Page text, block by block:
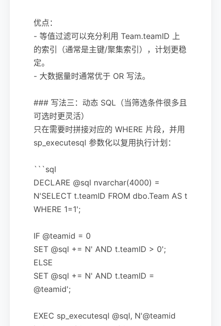
优点：
- 等值过滤可以充分利用 Team.teamID 上
的索引（通常是主键/聚集索引），计划更稳
定。
- 大数据量时通常优于 OR 写法。
### 写法三：动态 SQL（当筛选条件很多且
可选时更灵活）
只在需要时拼接对应的 WHERE 片段，并用
sp_executesql 参数化以复用执行计划：
```sql
DECLARE @sql nvarchar(4000) =
N'SELECT t.teamID FROM dbo.Team AS t
WHERE 1=1';
IF @teamid = 0
SET @sql += N' AND t.teamID > 0';
ELSE
SET @sql += N' AND t.teamID =
@teamid';
EXEC sp_executesql @sql, N'@teamid